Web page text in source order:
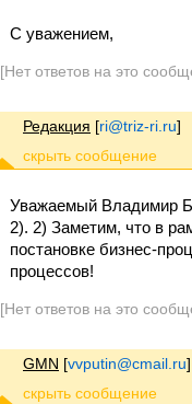
С уважением,
[Нет ответов на это
Редакция [ri@triz-ri.ru]
Уважаемый Владимир
2). 2) Заметим, что в
постановке бизнес-
процессов!
[Нет ответов на это
GMN [vvputin@cmail.ru]